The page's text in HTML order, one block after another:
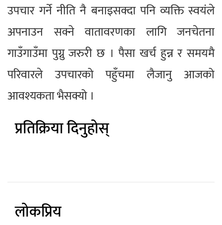
उपचार गर्ने नीति नै बनाइसक्दा पनि व्यक्ति स्वयंले
अपनाउन सक्ने वातावरणका लागि जनचेतना
गाउँगाउँमा पुग्नु जरुरी छ । पैसा खर्च हुन्न र समयमै
परिवारले उपचारको पहुँचमा लैजानु आजको
आवश्यकता भैसक्यो ।
प्रतिक्रिया दिनुहोस्
लोकप्रिय